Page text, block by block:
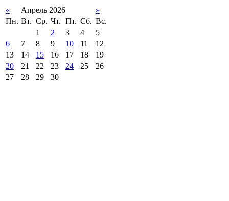
« Апрель 2026
»
Пн. Вт. Ср. Чт. Пт. Сб. Вс.
1
2 3 4
5
6
7 8 9 10 11
12
13
14 15 16 17 18
19
20
21 22 23 24 25
26
27
28 29 30